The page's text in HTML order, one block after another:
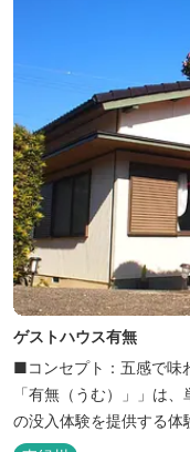
ゲストハウス有無
■コンセプト：五感で
「有無（うむ）」」は
の没入体験を提供する体
まれ、歴史ある世界遺産